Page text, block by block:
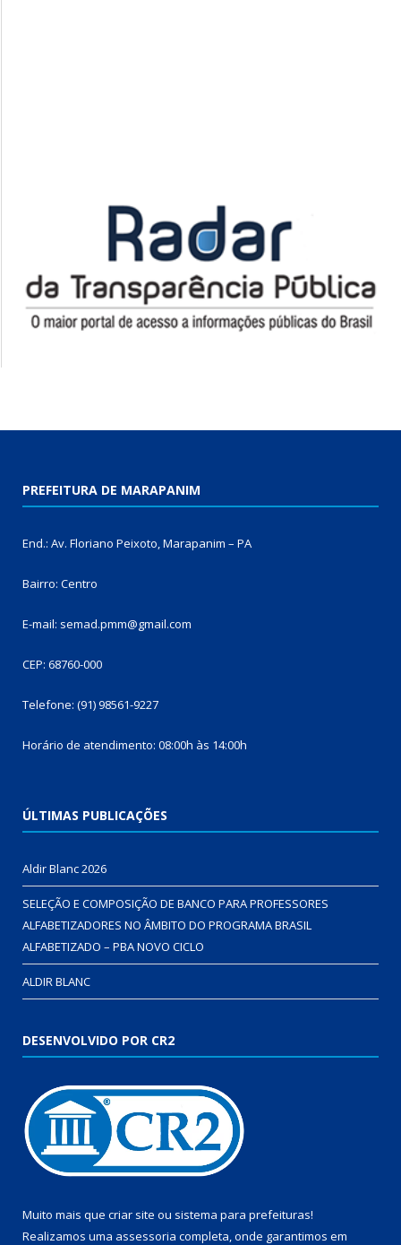
PREFEITURA DE MARAPANIM
End.: Av. Floriano Peixoto, Marapanim – PA
Bairro: Centro
E-mail: semad.pmm@gmail.com
CEP: 68760-000
Telefone: (91) 98561-9227
Horário de atendimento: 08:00h às 14:00h
ÚLTIMAS PUBLICAÇÕES
Aldir Blanc 2026
SELEÇÃO E COMPOSIÇÃO DE BANCO PARA PROFESSORES
ALFABETIZADORES NO ÂMBITO DO PROGRAMA BRASIL
ALFABETIZADO – PBA NOVO CICLO
ALDIR BLANC
DESENVOLVIDO POR CR2
Muito mais que criar site ou sistema para prefeituras!
Realizamos uma assessoria completa, onde garantimos em